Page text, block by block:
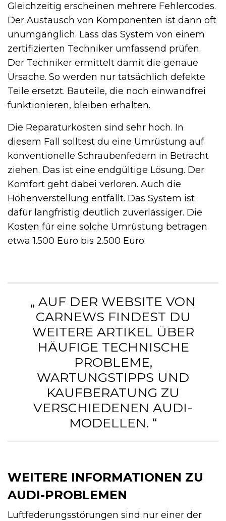
Gleichzeitig erscheinen mehrere Fehlercodes.
Der Austausch von Komponenten ist dann oft
unumgänglich. Lass das System von einem
zertifizierten Techniker umfassend prüfen.
Der Techniker ermittelt damit die genaue
Ursache. So werden nur tatsächlich defekte
Teile ersetzt. Bauteile, die noch einwandfrei
funktionieren, bleiben erhalten.
Die Reparaturkosten sind sehr hoch. In
diesem Fall solltest du eine Umrüstung auf
konventionelle Schraubenfedern in Betracht
ziehen. Das ist eine endgültige Lösung. Der
Komfort geht dabei verloren. Auch die
Höhenverstellung entfällt. Das System ist
dafür langfristig deutlich zuverlässiger. Die
Kosten für eine solche Umrüstung betragen
etwa 1.500 Euro bis 2.500 Euro.
„ AUF DER WEBSITE VON
CARNEWS FINDEST DU
WEITERE ARTIKEL ÜBER
HÄUFIGE TECHNISCHE
PROBLEME,
WARTUNGSTIPPS UND
KAUFBERATUNG ZU
VERSCHIEDENEN AUDI-
MODELLEN. “
WEITERE INFORMATIONEN ZU
AUDI-PROBLEMEN
Luftfederungsstörungen sind nur einer der